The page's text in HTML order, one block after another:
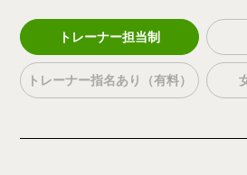
トレーナー担当制
トレーナー指名あり（有料）